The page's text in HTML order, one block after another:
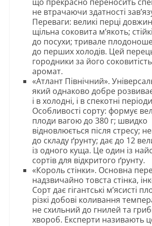
не втрачаючи здатності
Переваги: великі перці
щільна соковита м’якоть;
до посухи; тривале
до перших холодів. Цей
городники за його
аромат.
«Атлант Північний».
який однаково добре
і в холодні, і в спекотні
Особливості сорту: формує
плоди вагою до 380 г; швидко
відновлюється після стресу;
до складу ґрунту; дає до 12
із одного куща. Це один із
сортів для відкритого ґрунту.
«Король стінки». Основна
надзвичайно товста стінка,
Сорт дає гігантські м’ясисті
різкі добові коливання
не схильний до гнилей та
хвороб. Експерти називають